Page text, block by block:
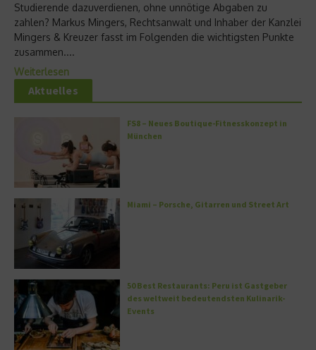
Studierende dazuverdienen, ohne unnötige Abgaben zu
zahlen? Markus Mingers, Rechtsanwalt und Inhaber der Kanzlei
Mingers & Kreuzer fasst im Folgenden die wichtigsten Punkte
zusammen....
Weiterlesen
Aktuelles
FS8 – Neues Boutique-Fitnesskonzept in
München
Miami – Porsche, Gitarren und Street Art
50 Best Restaurants: Peru ist Gastgeber
des weltweit bedeutendsten Kulinarik-
Events